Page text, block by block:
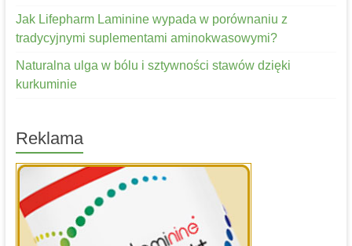
Jak Lifepharm Laminine wypada w porównaniu z
tradycyjnymi suplementami aminokwasowymi?
Naturalna ulga w bólu i sztywności stawów dzięki
kurkuminie
Reklama